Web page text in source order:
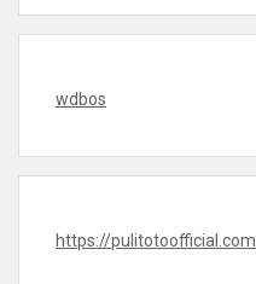
wdbos
https://pulitotoofficial.com